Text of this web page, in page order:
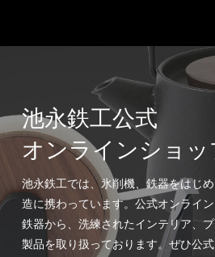
池永鉄工公式
オンラインショッ
池永鉄工では、氷削機、鉄器をはじ
造に携わっています。公式オンライ
鉄器から、洗練されたインテリア、
製品を取り扱っております。ぜひ公